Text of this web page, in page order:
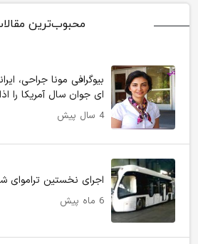
محبوب‌ترین
بیوگرافی مونا جراحی،
ای جوان سال آمریکا را
4 سال پیش
اجرای نخستین تراموای
6 ماه پیش